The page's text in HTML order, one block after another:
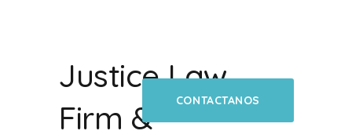
Justice Law
Firm &
CONTACTANOS